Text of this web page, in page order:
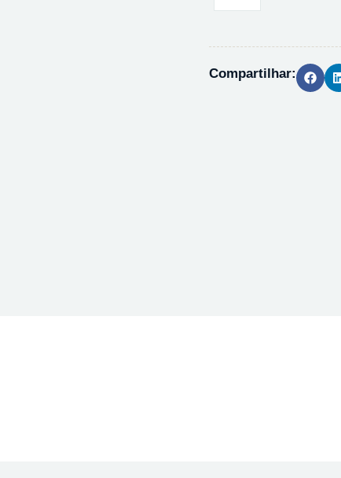
FENILENODIAMINA
P23938
-
Compartilhar: